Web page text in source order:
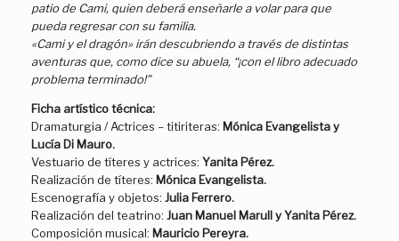
patio de Cami, quien deberá enseñarle a volar para que
pueda regresar con su familia.
«Cami y el dragón» irán descubriendo a través de distintas
aventuras que, como dice su abuela, “¡con el libro adecuado
problema terminado!”
Ficha artístico técnica:
Dramaturgia / Actrices – titiriteras: Mónica Evangelista y
Lucía Di Mauro.
Vestuario de títeres y actrices: Yanita Pérez.
Realización de títeres: Mónica Evangelista.
Escenografía y objetos: Julia Ferrero.
Realización del teatrino: Juan Manuel Marull y Yanita Pérez.
Composición musical: Mauricio Pereyra.